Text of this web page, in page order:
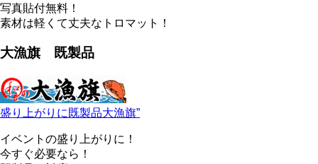
写真貼付無料！
素材は軽くて丈夫なトロマット！
大漁旗 既製品
盛り上がりに既製品大漁旗”
イベントの盛り上がりに！
今すぐ必要なら！